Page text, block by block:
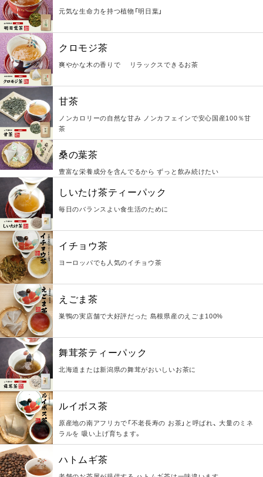
元気な生命力を持つ植物「明日葉」
クロモジ茶
爽やかな木の香りで リラックスできるお茶
甘茶
ノンカロリーの自然な甘み ノンカフェインで安心国産100％甘
茶
桑の葉茶
豊富な栄養成分を含んでるから ずっと飲み続けたい
しいたけ茶ティーパック
毎日のバランスよい食生活のために
イチョウ茶
ヨーロッパでも人気のイチョウ茶
えごま茶
巣鴨の実店舗で大好評だった 島根県産のえごま100%
舞茸茶ティーパック
北海道または新潟県の舞茸がおいしいお茶に
ルイボス茶
原産地の南アフリカで「不老長寿の お茶」と呼ばれ、 大量のミネ
ラルを 吸い上げ育ちます。
ハトムギ茶